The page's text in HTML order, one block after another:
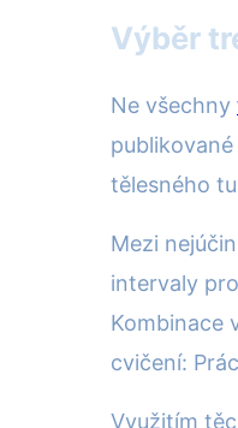
Výběr
Ne všechny
tělesného
Mezi
intervaly
Kombinace
cvičení:
Využitím